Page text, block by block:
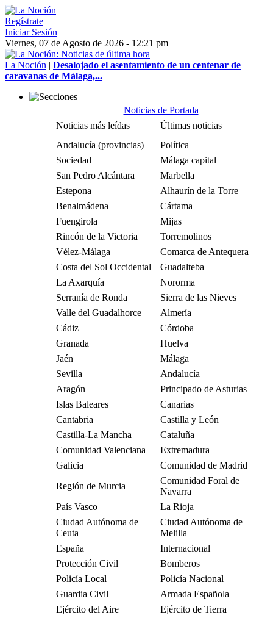
Regístrate
Iniciar Sesión
Viernes, 07 de Agosto de 2026 - 12:21 pm
La Noción | Desalojado el asentamiento de un centenar de
caravanas de Málaga,...
Noticias de Portada
Noticias más leídas
Últimas noticias
Andalucía (provincias)
Política
Sociedad
Málaga capital
San Pedro Alcántara
Marbella
Estepona
Alhaurín de la Torre
Benalmádena
Cártama
Fuengirola
Mijas
Rincón de la Victoria
Torremolinos
Vélez-Málaga
Comarca de Antequera
Costa del Sol Occidental
Guadalteba
La Axarquía
Nororma
Serranía de Ronda
Sierra de las Nieves
Valle del Guadalhorce
Almería
Cádiz
Córdoba
Granada
Huelva
Jaén
Málaga
Sevilla
Andalucía
Aragón
Principado de Asturias
Islas Baleares
Canarias
Cantabria
Castilla y León
Castilla-La Mancha
Cataluña
Comunidad Valenciana
Extremadura
Galicia
Comunidad de Madrid
Región de Murcia
Comunidad Foral de
Navarra
País Vasco
La Rioja
Ciudad Autónoma de
Ceuta
Ciudad Autónoma de
Melilla
España
Internacional
Protección Civil
Bomberos
Policía Local
Policía Nacional
Guardia Civil
Armada Española
Ejército del Aire
Ejército de Tierra